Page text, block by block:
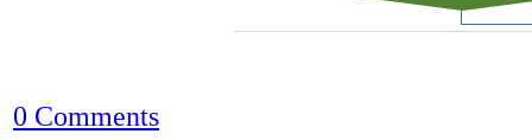
0 Comments